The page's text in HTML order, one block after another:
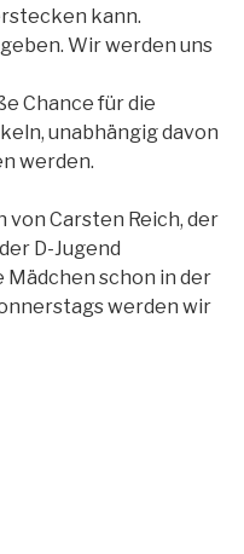
kann.
Wir werden uns
Chance für die
unabhängig davon
werden.
von Carsten Reich, der
D-Jugend
Mädchen schon in der
werden wir